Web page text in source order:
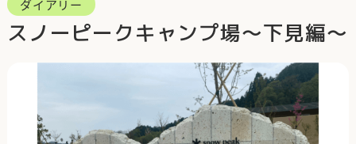
スノーピークキャンプ場～下見編～
ダイアリー